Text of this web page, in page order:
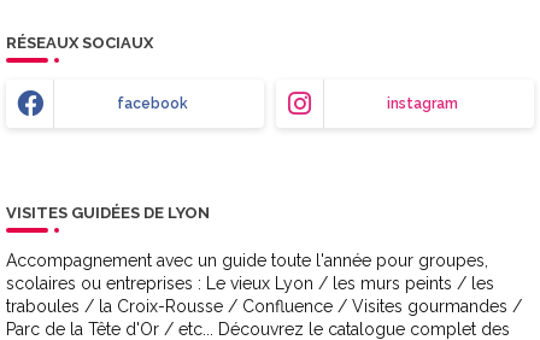
RÉSEAUX SOCIAUX
facebook instagram
VISITES GUIDÉES DE LYON
Accompagnement avec un guide toute l'année pour groupes,
scolaires ou entreprises : Le vieux Lyon / les murs peints / les
traboules / la Croix-Rousse / Confluence / Visites gourmandes /
Parc de la Tête d'Or / etc... Découvrez le catalogue complet des